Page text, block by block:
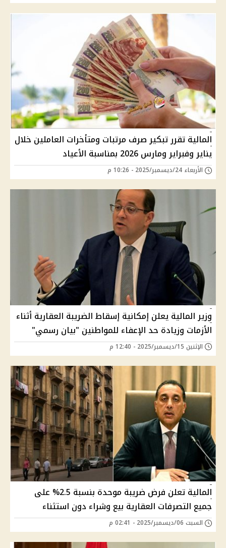
المالية تقرر تبكير صرف مرتبات ومتأخرات العاملين خلال
يناير وفبراير ومارس 2026 بمناسبة الأعياد
الأربعاء 24/ديسمبر/2025 - 10:26 م
وزير المالية يعلن إمكانية إسقاط الضريبة العقارية أثناء
الأزمات وزيادة حد الإعفاء للمواطنين "بيان رسمي"
الإثنين 15/ديسمبر/2025 - 12:40 م
المالية تعلن فرض ضريبة موحدة بنسبة 2.5% على
جميع التصرفات العقارية بيع وشراء دون استثناء
السبت 06/ديسمبر/2025 - 02:41 م